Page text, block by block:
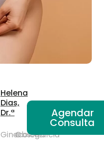
Helena
Dias,
Dr.ª
Ginecologia
e
Obstetrícia
Agendar
Consulta